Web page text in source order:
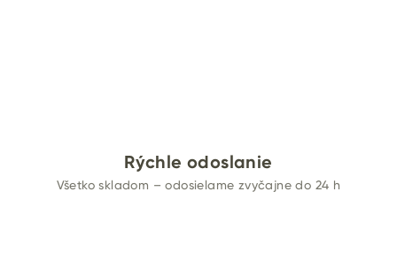
Rýchle odoslanie
Všetko skladom – odosielame zvyčajne do 24 h